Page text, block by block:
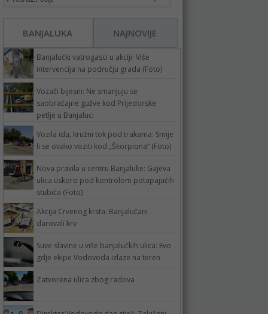
BANJALUKA NAJNOVIJE
Banjalučki vatrogasci u akciji: Više
intervencija na području grada (Foto)
Vozači bijesni: Ne smanjuju se
saobraćajne gužve kod Prijedorske
petlje u Banjaluci
Vozila idu, kružni tok pod trakama: Smije
li se ovako voziti kod „Škorpiona“ (Foto)
Nova pravila u centru Banjaluke: Gajeva
ulica uskoro pod kontrolom potapajućih
stubića (Foto)
Akcija Crvenog krsta: Banjalučani
darovali krv
Suve slavine u više banjalučkih ulica: Evo
gdje ekipe Vodovoda izlaze na teren
Zatvorena ulica zbog radova